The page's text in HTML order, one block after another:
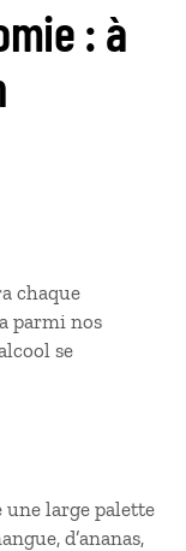
: à
chaque
parmi nos
se
large palette
d’ananas,